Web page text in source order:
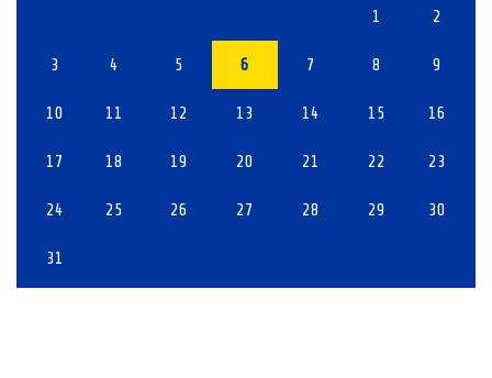
1 2
3 4 5 6 7 8 9
10 11 12 13 14 15 16
17 18 19 20 21 22 23
24 25 26 27 28 29 30
31